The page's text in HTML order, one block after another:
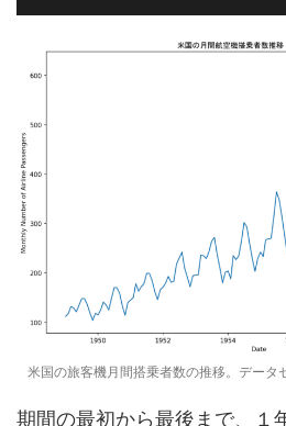
米国の旅客機月間搭乗者数の推移。データ
期間の最初から最後まで、１